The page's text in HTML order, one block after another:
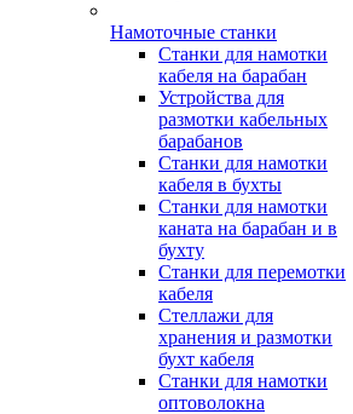
Намоточные станки
Станки для намотки
кабеля на барабан
Устройства для
размотки кабельных
барабанов
Станки для намотки
кабеля в бухты
Станки для намотки
каната на барабан и в
бухту
Станки для перемотки
кабеля
Стеллажи для
хранения и размотки
бухт кабеля
Станки для намотки
оптоволокна